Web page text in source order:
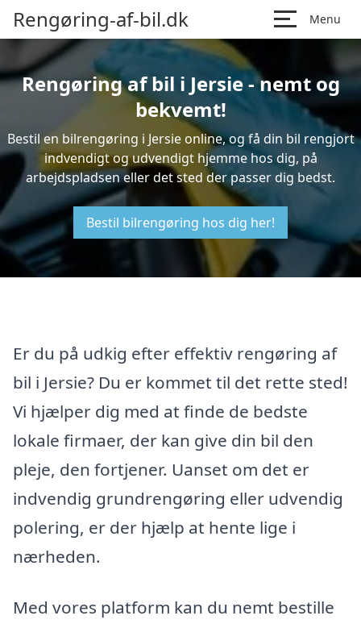
Rengøring-af-bil.dk Menu
Rengøring af bil i Jersie - nemt og
bekvemt!
Bestil en bilrengøring i Jersie online, og få din bil rengjort
indvendigt og udvendigt hjemme hos dig, på
arbejdspladsen eller det sted der passer dig bedst.
Bestil bilrengøring hos dig her!
Er du på udkig efter effektiv rengøring af
bil i Jersie? Du er kommet til det rette sted!
Vi hjælper dig med at finde de bedste
lokale firmaer, der kan give din bil den
pleje, den fortjener. Uanset om det er
indvendig grundrengøring eller udvendig
polering, er der hjælp at hente lige i
nærheden.
Med vores platform kan du nemt bestille